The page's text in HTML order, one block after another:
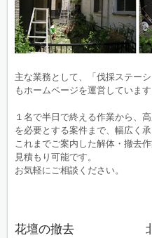
主な業務として、「伐採ステー
もホームページを運営しています
１名で半日で終える作業から、
を必要とする案件まで、幅広く承
これまでご案内した解体・撤去
見積もり可能です。
お気軽にご相談ください。
花壇の撤去 北海